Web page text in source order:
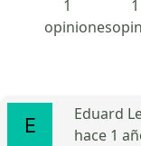
1
opiniones
1
Eduard
hace 1